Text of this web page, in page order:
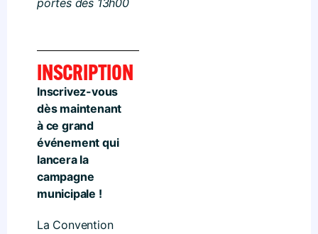
portes dès 13h00
INSCRIPTION
Inscrivez-vous
dès maintenant
à ce grand
événement qui
lancera la
campagne
municipale !
La Convention